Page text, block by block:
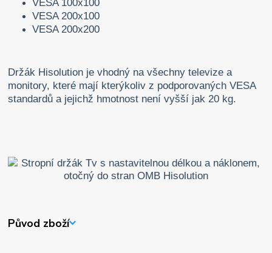
VESA 100x100
VESA 200x100
VESA 200x200
Držák Hisolution je vhodný na všechny televize a
monitory, které mají kterýkoliv z podporovaných VESA
standardů a jejichž hmotnost není vyšší jak 20 kg.
Původ zboží